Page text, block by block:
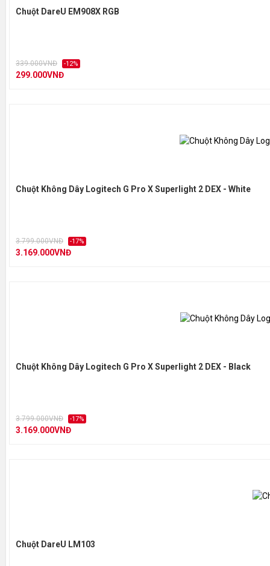
Chuột DareU EM908X RGB
339.000VNĐ -12%
299.000VNĐ
Chuột Không Dây Logitech G Pro X Superlight 2 DEX - White
3.799.000VNĐ -17%
3.169.000VNĐ
Chuột Không Dây Logitech G Pro X Superlight 2 DEX - Black
3.799.000VNĐ -17%
3.169.000VNĐ
Chuột DareU LM103